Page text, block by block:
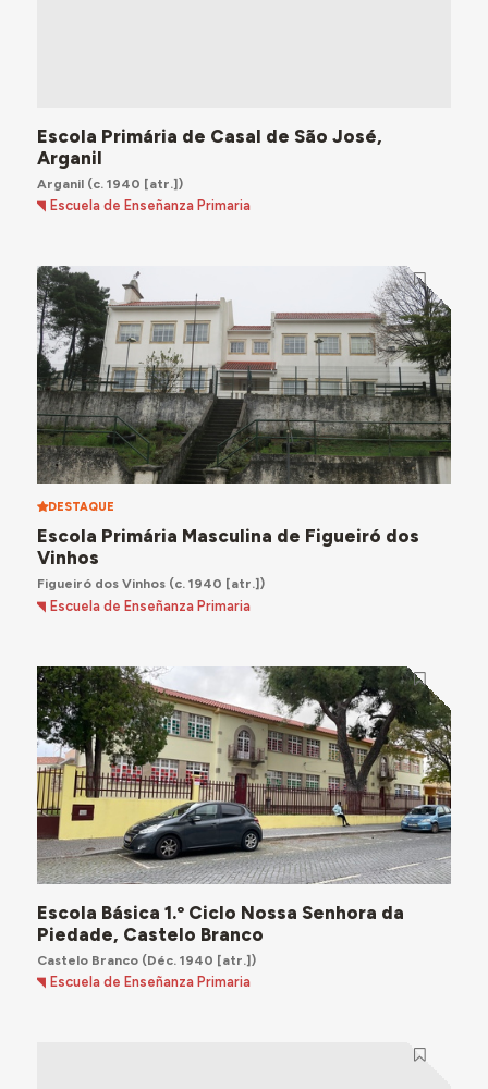
Escola Primária de Casal de São José,
Arganil
Arganil(c. 1940 [atr.])
Escuela de Enseñanza Primaria
DESTAQUE
Escola Primária Masculina de Figueiró dos
Vinhos
Figueiró dos Vinhos(c. 1940 [atr.])
Escuela de Enseñanza Primaria
Escola Básica 1.º Ciclo Nossa Senhora da
Piedade, Castelo Branco
Castelo Branco(Déc. 1940 [atr.])
Escuela de Enseñanza Primaria